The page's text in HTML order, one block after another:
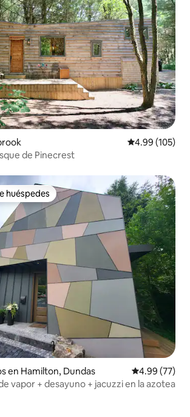
Calificación
4.99 (105)
de Pinecrest
preferido
huéspedes
en Hamilton, Dundas Calificación
4.99 (77)
vapor + desayuno + jacuzzi en la azotea